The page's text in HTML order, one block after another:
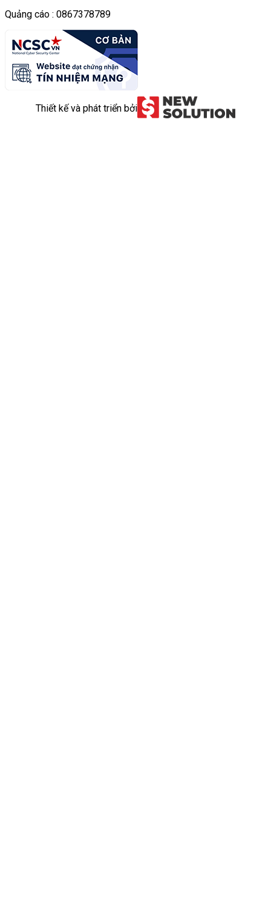
Quảng cáo : 0867378789
Thiết kế và phát triển bởi